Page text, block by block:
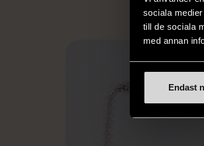
sociala
till de sociala
med annan
Endast